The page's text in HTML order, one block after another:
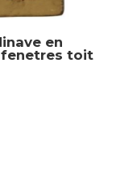
en
fenetres toit